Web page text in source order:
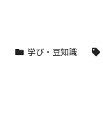
学び・豆知識